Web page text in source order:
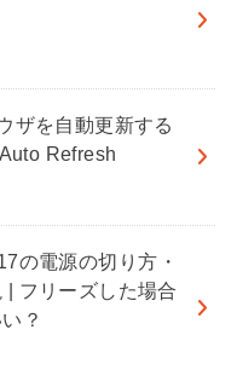
ザを自動更新する
Refresh
の電源の切り方・
| フリーズした場合
？